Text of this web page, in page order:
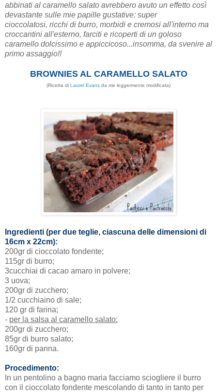
abbinati al caramello salato avrebbero avuto un effetto così
devastante sulle mie papille gustative: super
cioccolatosi, ricchi di burro, morbidi e cremosi all'interno ma
croccantini all'esterno, farciti e ricoperti di un goloso
caramello dolcissimo e appiccicoso...insomma, da svenire al
primo assaggio!!
BROWNIES AL CARAMELLO SALATO
(Ricetta di Laurel Evans da me leggermente modificata)
Ingredienti (per due teglie, ciascuna delle dimensioni di
16cm x 22cm):
200gr di cioccolato fondente;
115gr di burro;
3cucchiai di cacao amaro in polvere;
3 uova;
200gr di zucchero;
1/2 cucchiaino di sale;
120 gr di farina;
- per la salsa al caramello salato:
200gr di zucchero;
85gr di burro salato;
160gr di panna.
Procedimento:
In un pentolino a bagno maria facciamo sciogliere il burro
con il cioccolato fondente mescolando di tanto in tanto per